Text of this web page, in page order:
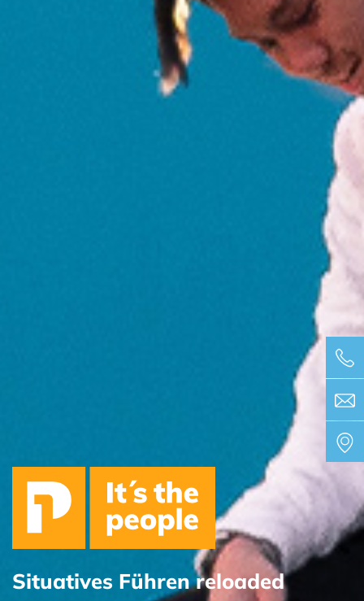
Situatives Führen reloaded